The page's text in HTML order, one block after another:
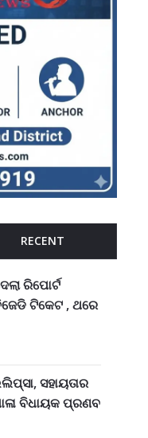
RECENT
ରିପୋର୍ଟ
ଟିକେଟ , ଥରେ
ସହାୟତାର
ବିଧାୟକ ପ୍ରଣବ